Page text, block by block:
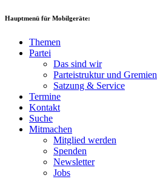
Hauptmenü für Mobilgeräte:
Themen
Partei
Das sind wir
Parteistruktur und Gremien
Satzung & Service
Termine
Kontakt
Suche
Mitmachen
Mitglied werden
Spenden
Newsletter
Jobs